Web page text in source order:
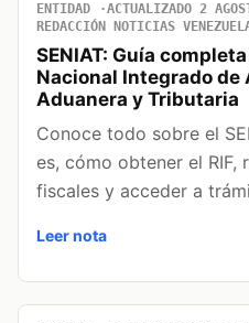
ENTIDAD ACTUALIZADO 2
REDACCIÓN NOTICIAS
SENIAT: Guía
Nacional Integrado
Aduanera y Tributaria
Conoce todo sobre el
es, cómo obtener el RIF,
fiscales y acceder a
Leer nota